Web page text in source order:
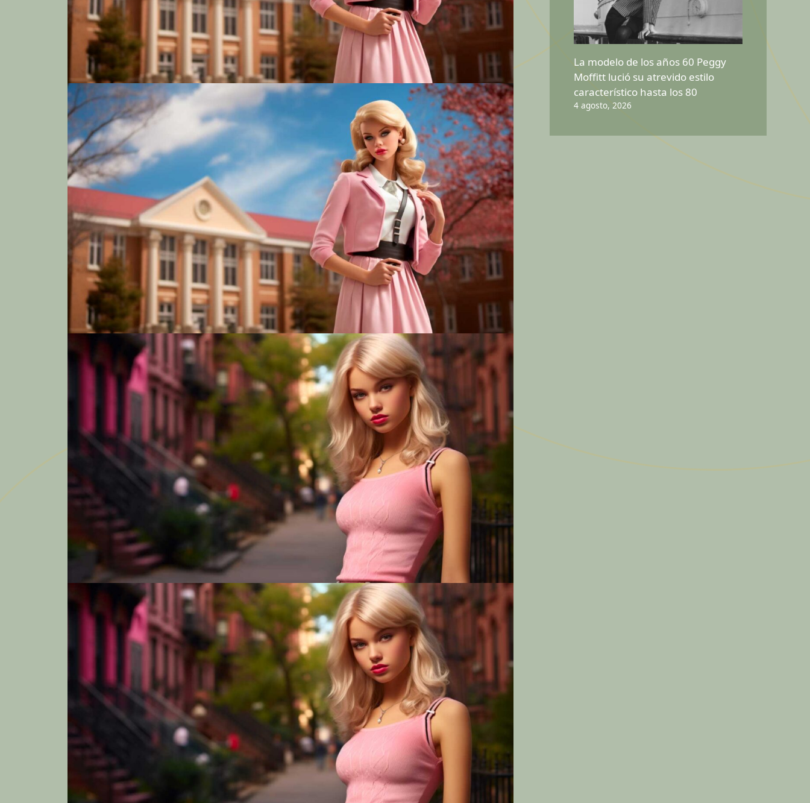
La modelo de los años 60 Peggy
Moffitt lució su atrevido estilo
característico hasta los 80
4 agosto, 2026